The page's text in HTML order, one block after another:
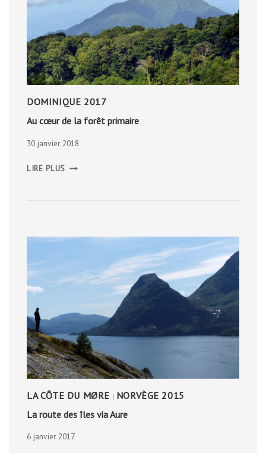
DOMINIQUE 2017
Au cœur de la forêt primaire
30 janvier 2018
LIRE PLUS CŒUR
LA CÔTE DU MØRE | NORVÈGE 2015
La route des îles via Aure
6 janvier 2017